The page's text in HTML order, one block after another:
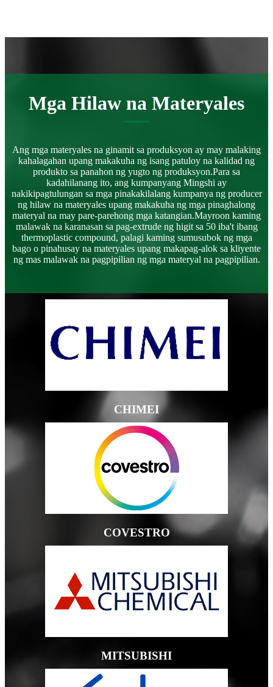
Mga Hilaw na Materyales
Ang mga materyales na ginamit sa produksyon ay may malaking
kahalagahan upang makakuha ng isang patuloy na kalidad ng
produkto sa panahon ng yugto ng produksyon.Para sa
kadahilanang ito, ang kumpanyang Mingshi ay
nakikipagtulungan sa mga pinakakilalang kumpanya ng producer
ng hilaw na materyales upang makakuha ng mga pinaghalong
materyal na may pare-parehong mga katangian.Mayroon kaming
malawak na karanasan sa pag-extrude ng higit sa 50 iba't ibang
thermoplastic compound, palagi kaming sumusubok ng mga
bago o pinahusay na materyales upang makapag-alok sa kliyente
ng mas malawak na pagpipilian ng mga materyal na pagpipilian.
CHIMEI
COVESTRO
MITSUBISHI